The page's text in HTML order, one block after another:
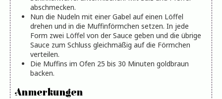
abschmecken.
Nun die Nudeln mit einer Gabel auf einen Löffel
drehen und in die Muffinförmchen setzen. In jede
Form zwei Löffel von der Sauce geben und die übrige
Sauce zum Schluss gleichmäßig auf die Förmchen
verteilen.
Die Muffins im Ofen 25 bis 30 Minuten goldbraun
backen.
Anmerkungen